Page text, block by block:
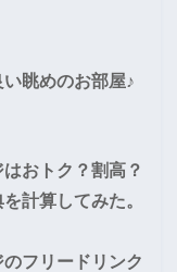
い眺めのお部屋♪
おトク？割高？
計算してみた。
フリードリンク